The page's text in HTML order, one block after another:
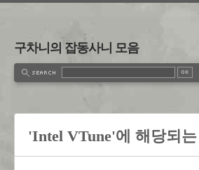
구차니의 잡동사니 모음
'Intel VTune'에 해당되는